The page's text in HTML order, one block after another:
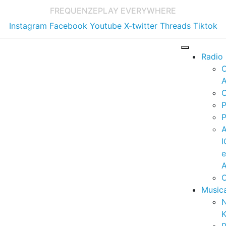
FREQUENZEPLAY EVERYWHERE
Instagram Facebook Youtube X-twitter Threads Tiktok
Radio
e